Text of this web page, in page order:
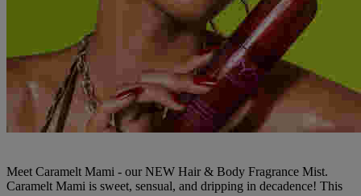
Meet Caramelt Mami - our NEW Hair & Body Fragrance Mist.
Caramelt Mami is sweet, sensual, and dripping in decadence! This